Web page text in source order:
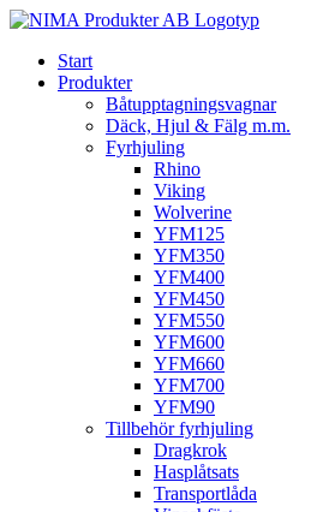
Fortsätt
innehållet
Start
Produkter
Båtupptagningsvagnar
Däck, Hjul & Fälg m.m.
Fyrhjuling
Rhino
Viking
Wolverine
YFM125
YFM350
YFM400
YFM450
YFM550
YFM600
YFM660
YFM700
YFM90
Tillbehör fyrhjuling
Dragkrok
Hasplåtsats
Transportlåda